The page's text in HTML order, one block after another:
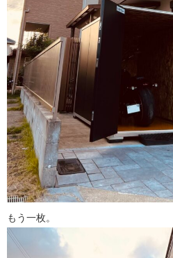
もう一枚。